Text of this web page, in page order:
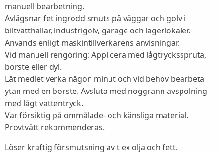
manuell bearbetning.
Avlägsnar fet ingrodd smuts på väggar och golv i
biltvätthallar, industrigolv, garage och lagerlokaler.
Används enligt maskintillverkarens anvisningar.
Vid manuell rengöring: Applicera med lågtrycksspruta,
borste eller dyl.
Låt medlet verka någon minut och vid behov bearbeta
ytan med en borste. Avsluta med noggrann avspolning
med lågt vattentryck.
Var försiktig på ommålade- och känsliga material.
Provtvätt rekommenderas.
Löser kraftig försmutsning av t ex olja och fett.